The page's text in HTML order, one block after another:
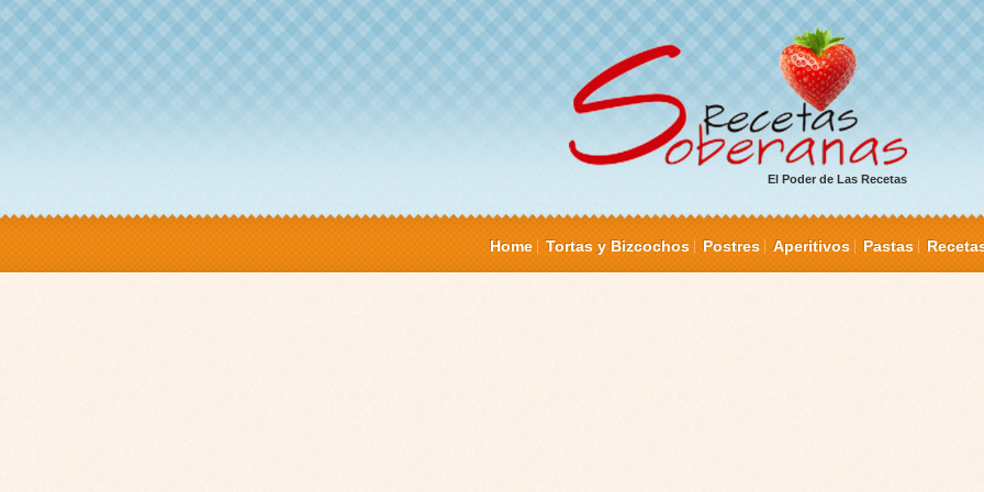
El Poder de Las Recetas
Home Tortas y Bizcochos Postres Aperitivos Pastas